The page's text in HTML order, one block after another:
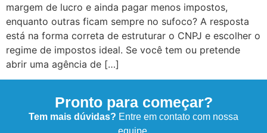
margem de lucro e ainda pagar menos impostos,
enquanto outras ficam sempre no sufoco? A resposta
está na forma correta de estruturar o CNPJ e escolher o
regime de impostos ideal. Se você tem ou pretende
abrir uma agência de […]
Pronto para começar?
Tem mais dúvidas? Entre em contato com nossa